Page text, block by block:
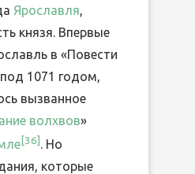
Ярославля,
князя. Впервые
в «Повести
1071 годом,
вызванное
волхвов»
[36] . Но
которые